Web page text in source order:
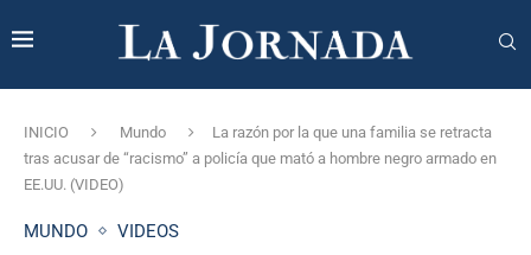
INICIO Mundo
La razón por la que una familia se retracta
tras acusar de “racismo” a policía que mató a hombre negro armado en
EE.UU. (VIDEO)
MUNDO VIDEOS